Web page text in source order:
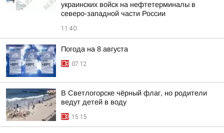
украинских войск на нефтетерминалы в
северо-западной части России
11:40
Погода на 8 августа
07:12
В Светлогорске чёрный флаг, но родители
ведут детей в воду
15:15